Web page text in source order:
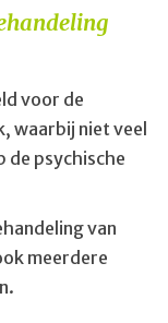
voor de
waarbij niet veel
de psychische
van
meerdere